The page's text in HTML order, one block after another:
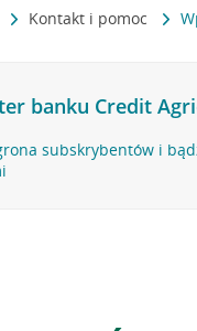
Kontakt i pomoc
banku Credit
subskrybentów i